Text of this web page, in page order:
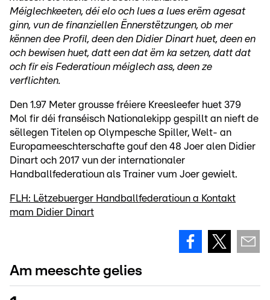
Méiglechkeeten, déi elo och lues a lues erëm agesat
ginn, vun de finanziellen Ënnerstëtzungen, ob mer
kënnen dee Profil, deen den Didier Dinart huet, deen en
och bewisen huet, datt een dat ëm ka setzen, datt dat
och fir eis Federatioun méiglech ass, deen ze
verflichten.
Den 1.97 Meter grousse fréiere Kreesleefer huet 379
Mol fir déi franséisch Nationalekipp gespillt an nieft de
sëllegen Titelen op Olympesche Spiller, Welt- an
Europameeschterschafte gouf den 48 Joer alen Didier
Dinart och 2017 vun der internationaler
Handballfederatioun als Trainer vum Joer gewielt.
FLH: Lëtzebuerger Handballfederatioun a Kontakt
mam Didier Dinart
Am meeschte gelies